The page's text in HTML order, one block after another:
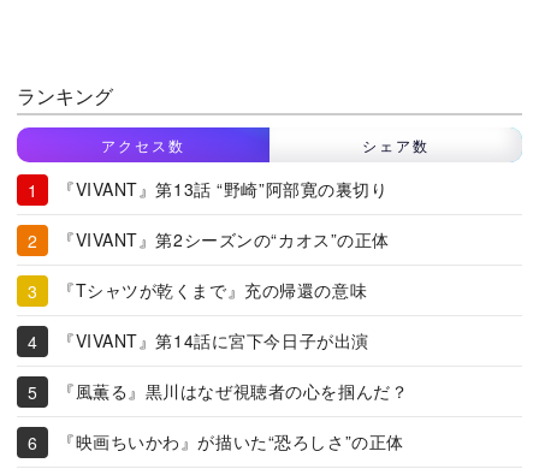
ランキング
アクセス数 シェア数
『VIVANT』第13話 “野崎”阿部寛の裏切り
『VIVANT』第2シーズンの“カオス”の正体
『Tシャツが乾くまで』充の帰還の意味
『VIVANT』第14話に宮下今日子が出演
『風薫る』黒川はなぜ視聴者の心を掴んだ？
『映画ちいかわ』が描いた“恐ろしさ”の正体